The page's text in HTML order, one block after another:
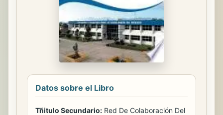
Datos sobre el Libro
Tñitulo Secundario: Red De Colaboración Del